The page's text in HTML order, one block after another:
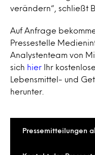
verändern“, schließt
Auf Anfrage
Pressestelle
Analystenteam von
sich hier
Ihr
Lebensmittel- und
herunter.
Pressemitteilungen